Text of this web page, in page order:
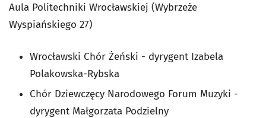
Aula Politechniki Wrocławskiej (Wybrzeże
Wyspiańskiego 27)
Wrocławski Chór Żeński - dyrygent Izabela
Polakowska-Rybska
Chór Dziewczęcy Narodowego Forum Muzyki -
dyrygent Małgorzata Podzielny